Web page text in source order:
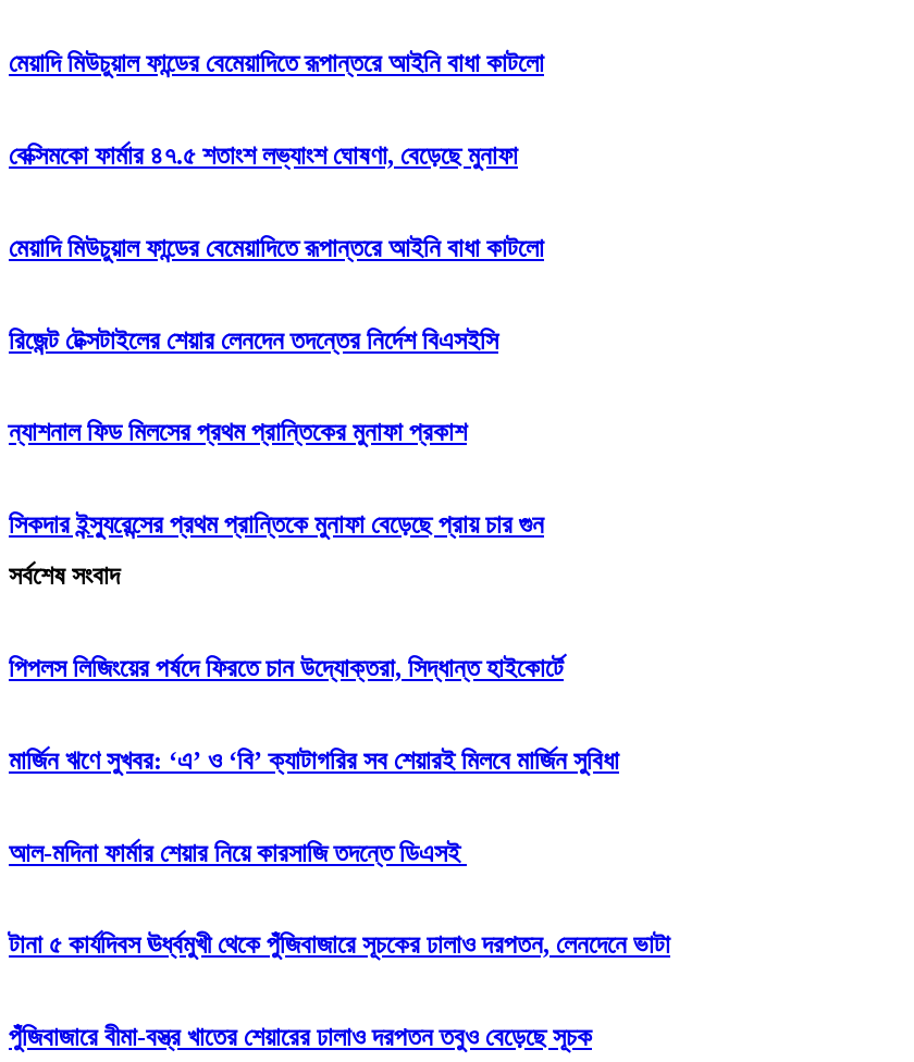
মেয়াদি মিউচুয়াল ফান্ডের বেমেয়াদিতে রূপান্তরে আইনি বাধা কাটলো
বেক্সিমকো ফার্মার ৪৭.৫ শতাংশ লভ্যাংশ ঘোষণা, বেড়েছে মুনাফা
মেয়াদি মিউচুয়াল ফান্ডের বেমেয়াদিতে রূপান্তরে আইনি বাধা কাটলো
রিজেন্ট টেক্সটাইলের শেয়ার লেনদেন তদন্তের নির্দেশ বিএসইসি
ন্যাশনাল ফিড মিলসের প্রথম প্রান্তিকের মুনাফা প্রকাশ
সিকদার ইন্স্যুরেন্সের প্রথম প্রান্তিকে মুনাফা বেড়েছে প্রায় চার গুন
সর্বশেষ সংবাদ
পিপলস লিজিংয়ের পর্ষদে ফিরতে চান উদ্যোক্তরা, সিদ্ধান্ত হাইকোর্টে
মার্জিন ঋণে সুখবর: ‘এ’ ও ‘বি’ ক্যাটাগরির সব শেয়ারই মিলবে মার্জিন সুবিধা
আল-মদিনা ফার্মার শেয়ার নিয়ে কারসাজি তদন্তে ডিএসই
টানা ৫ কার্যদিবস ঊর্ধ্বমুখী থেকে পুঁজিবাজারে সূচকের ঢালাও দরপতন, লেনদেনে ভাটা
পুঁজিবাজারে বীমা-বস্ত্র খাতের শেয়ারের ঢালাও দরপতন তবুও বেড়েছে সূচক